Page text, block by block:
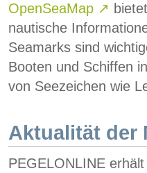
OpenSeaMap ↗
nautische
Seamarks sind
Booten und Schiffen
von Seezeichen wie
Aktualität der
PEGELONLINE